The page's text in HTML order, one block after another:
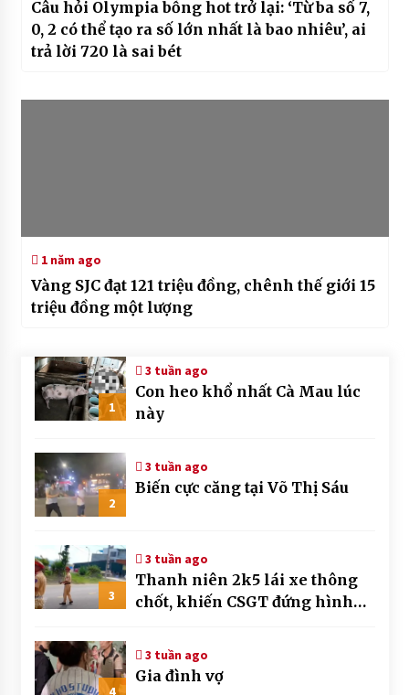
Câu hỏi Olympia bỗng hot trở lại: ‘Từ ba số 7,
0, 2 có thể tạo ra số lớn nhất là bao nhiêu’, ai
trả lời 720 là sai bét
1 năm ago
Vàng SJC đạt 121 triệu đồng, chênh thế giới 15
triệu đồng một lượng
1
3 tuần ago
Con heo khổ nhất Cà Mau lúc
này
2
3 tuần ago
Biến cực căng tại Võ Thị Sáu
3
3 tuần ago
Thanh niên 2k5 lái xe thông
chốt, khiến CSGT đứng hình
4
3 tuần ago
Gia đình vợ